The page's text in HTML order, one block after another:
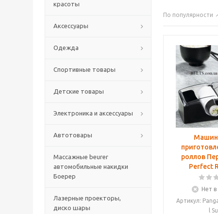
красоты
Аксессуары
Одежда
Спортивные товары
Детские товары
Электроника и аксессуары
Автотовары
Массажные beurer
автомобильные накидки
Боерер
Лазерные проекторы,
диско шары
По популярности
роллов
Perfect
Нет в
Артикул:
l